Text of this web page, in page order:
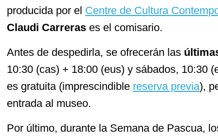
producida por el Centre de Cultura
Claudi Carreras es el comisario.
Antes de despedirla, se ofrecerán las
10:30 (cas) + 18:00 (eus) y sábados, 10:30
es gratuita (imprescindible reserva previa),
entrada al museo.
Por último, durante la Semana de Pascua,